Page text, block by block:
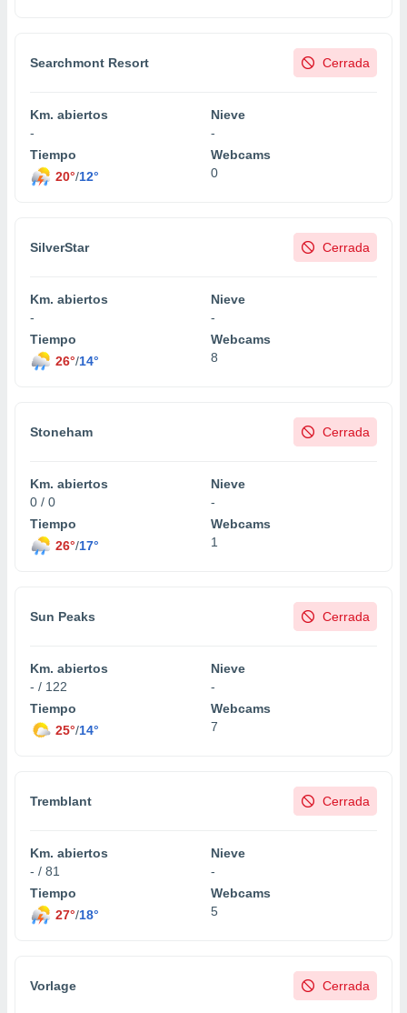
Searchmont Resort Cerrada
Km. abiertos
-
Nieve
-
Tiempo
20°/12°
Webcams
0
SilverStar Cerrada
Km. abiertos
-
Nieve
-
Tiempo
26°/14°
Webcams
8
Stoneham Cerrada
Km. abiertos
0 / 0
Nieve
-
Tiempo
26°/17°
Webcams
1
Sun Peaks Cerrada
Km. abiertos
- / 122
Nieve
-
Tiempo
25°/14°
Webcams
7
Tremblant Cerrada
Km. abiertos
- / 81
Nieve
-
Tiempo
27°/18°
Webcams
5
Vorlage Cerrada